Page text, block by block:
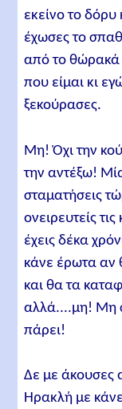
εκείνο το
έχωσες το
από το θώρακά
που είμαι κι
ξεκούρασες.
Μη! Όχι την
την αντέξω!
σταματήσεις
ονειρευτείς
έχεις δέκα
κάνε έρωτα αν
και θα τα
αλλά....μη! Μη
πάρει!
Δε με άκουσες
Ηρακλή με